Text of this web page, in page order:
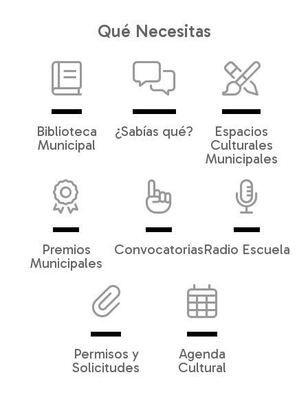
Qué Necesitas
Biblioteca
Municipal
¿Sabías qué?
Espacios
Culturales
Municipales
Premios
Municipales
ConvocatoriasRadio Escuela
Permisos y
Solicitudes
Agenda
Cultural